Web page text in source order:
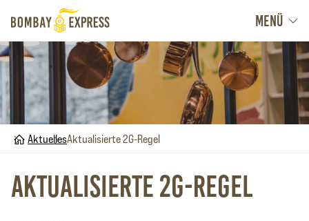
MENÜ
Home
AktuellesAktualisierte 2G-Regel
Aktualisierte 2G-Regel